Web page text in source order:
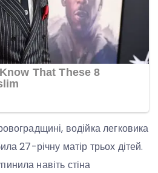
водійка легковика
27-річну матір трьох дітей.
навіть стіна